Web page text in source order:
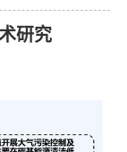
研究